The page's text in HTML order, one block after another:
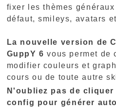
fixer les thèmes
défaut, smileys, avatars
La nouvelle version de
GuppY 6 vous permet de
modifier couleurs et
cours ou de toute autre
N'oubliez pas de
config pour générer